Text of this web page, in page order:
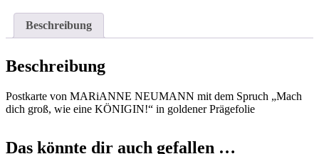
Beschreibung
Beschreibung
Postkarte von MARiANNE NEUMANN mit dem Spruch „Mach
dich groß, wie eine KÖNIGIN!“ in goldener Prägefolie
Das könnte dir auch gefallen …